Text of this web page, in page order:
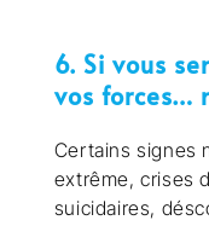
6. Si vous
vos forces…
Certains signes
extrême, crises
suicidaires,